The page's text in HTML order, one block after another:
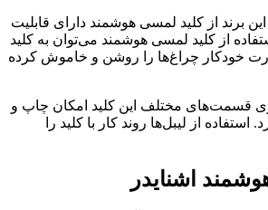
برند از کلید لمسی هوشمند دارای قابلیت
از کلید لمسی هوشمند می‌توان به کلید
خودکار چراغ‌ها را روشن و خاموش کرده
قسمت‌های مختلف این کلید امکان چاپ و
از لیبل‌ها روند کار با کلید را
اشنایدر